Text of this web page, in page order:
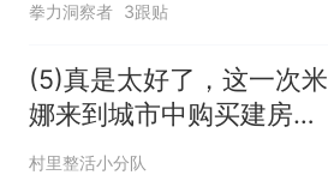
拳力洞察者 3跟贴
(5)真是太好了，这一次米
娜来到城市中购买建房的
材料，因
村里整活小分队